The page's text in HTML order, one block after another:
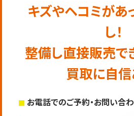
キズやヘコミがあ
し！
整備し直接販売で
買取に自信
お電話でのご予約・お問い合